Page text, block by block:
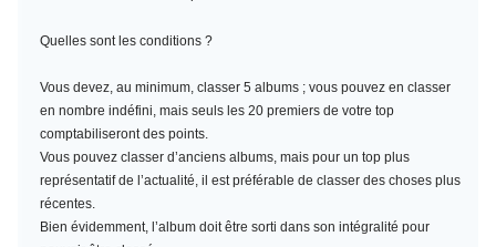
Quelles sont les conditions ?
Vous devez, au minimum, classer 5 albums ; vous pouvez en classer
en nombre indéfini, mais seuls les 20 premiers de votre top
comptabiliseront des points.
Vous pouvez classer d’anciens albums, mais pour un top plus
représentatif de l’actualité, il est préférable de classer des choses plus
récentes.
Bien évidemment, l’album doit être sorti dans son intégralité pour